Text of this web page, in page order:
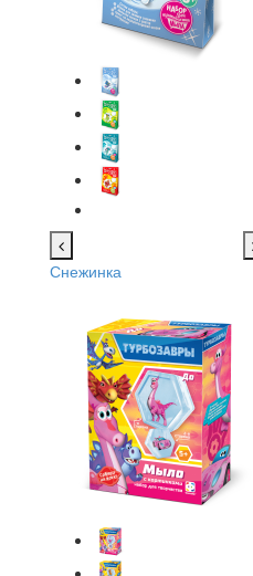
Снежинка